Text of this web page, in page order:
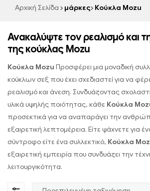
Αρχική Σελίδα μάρκες Κούκλα Mozu
Ανακαλύψτε τον ρεαλισμό και
της κούκλας Mozu
Κούκλα Mozu Προσφέρει μια μοναδική
κούκλων σεξ που έχει σχεδιαστεί για να
ρεαλισμό και άνεση. Συνδυάζοντας
υλικά υψηλής ποιότητας, κάθε Κούκλα
προσεκτικά για να αναπαράγει την
εξαιρετική λεπτομέρεια. Είτε ψάχνετε για
σύντροφο είτε ένα συλλεκτικό, Κούκλα
εξαιρετική εμπειρία που συνδυάζει την
λειτουργικότητα.